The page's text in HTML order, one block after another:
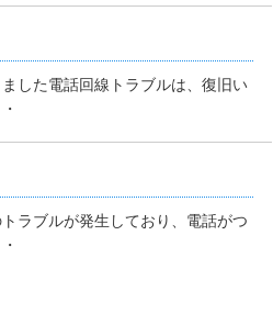
した電話回線トラブルは、復旧い
ラブルが発生しており、電話がつ